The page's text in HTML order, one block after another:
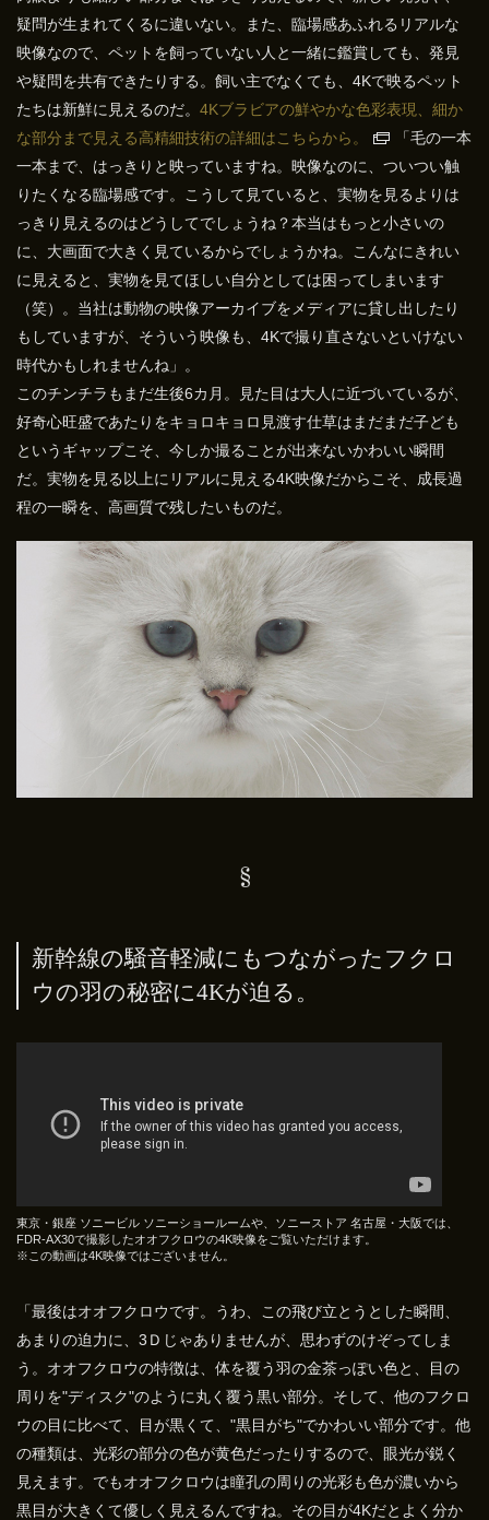
疑問が生まれてくるに違いない。また、臨場感あふれるリアルな
映像なので、ペットを飼っていない人と一緒に鑑賞しても、発見
や疑問を共有できたりする。飼い主でなくても、4Kで映るペット
たちは新鮮に見えるのだ。 4Kブラビアの鮮やかな色彩表現、細か
な部分まで見える高精細技術の詳細はこちらから 。
「毛の一本
一本まで、はっきりと映っていますね。映像なのに、ついつい触
りたくなる臨場感です。こうして見ていると、実物を見るよりは
っきり見えるのはどうしてでしょうね？本当はもっと小さいの
に、大画面で大きく見ているからでしょうかね。こんなにきれい
に見えると、実物を見てほしい自分としては困ってしまいます
（笑）。当社は動物の映像アーカイブをメディアに貸し出したり
もしていますが、そういう映像も、4Kで撮り直さないといけない
時代かもしれませんね」。
このチンチラもまだ生後6カ月。見た目は大人に近づいているが、
好奇心旺盛であたりをキョロキョロ見渡す仕草はまだまだ子ども
というギャップこそ、今しか撮ることが出来ないかわいい瞬間
だ。実物を見る以上にリアルに見える4K映像だからこそ、成長過
程の一瞬を、高画質で残したいものだ。
新幹線の騒音軽減にもつながったフクロ
ウの羽の秘密に4Kが迫る。
東京・銀座 ソニービル ソニーショールームや、ソニーストア 名古屋・大阪では、
FDR-AX30で撮影したオオフクロウの4K映像をご覧いただけます。
※この動画は4K映像ではございません。
「最後はオオフクロウです。うわ、この飛び立とうとした瞬間、
あまりの迫力に、3Ｄじゃありませんが、思わずのけぞってしま
う。オオフクロウの特徴は、体を覆う羽の金茶っぽい色と、目の
周りを"ディスク"のように丸く覆う黒い部分。そして、他のフクロ
ウの目に比べて、目が黒くて、"黒目がち"でかわいい部分です。他
の種類は、光彩の部分の色が黄色だったりするので、眼光が鋭く
見えます。でもオオフクロウは瞳孔の周りの光彩も色が濃いから
黒目が大きくて優しく見えるんですね。その目が4Kだとよく分か